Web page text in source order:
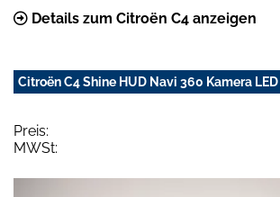
Details zum Citroën C4 anzeigen
Citroën C4 Shine HUD Navi 360 Kamera
Preis:
MWSt: